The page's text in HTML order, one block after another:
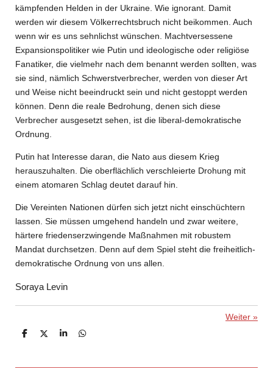
kämpfenden Helden in der Ukraine. Wie ignorant. Damit
werden wir diesem Völkerrechtsbruch nicht beikommen. Auch
wenn wir es uns sehnlichst wünschen. Machtversessene
Expansionspolitiker wie Putin und ideologische oder religiöse
Fanatiker, die vielmehr nach dem benannt werden sollten, was
sie sind, nämlich Schwerstverbrecher, werden von dieser Art
und Weise nicht beeindruckt sein und nicht gestoppt werden
können. Denn die reale Bedrohung, denen sich diese
Verbrecher ausgesetzt sehen, ist die liberal-demokratische
Ordnung.
Putin hat Interesse daran, die Nato aus diesem Krieg
herauszuhalten. Die oberflächlich verschleierte Drohung mit
einem atomaren Schlag deutet darauf hin.
Die Vereinten Nationen dürfen sich jetzt nicht einschüchtern
lassen. Sie müssen umgehend handeln und zwar weitere,
härtere friedenserzwingende Maßnahmen mit robustem
Mandat durchsetzen. Denn auf dem Spiel steht die freiheitlich-
demokratische Ordnung von uns allen.
Soraya Levin
Weiter »
T
T
T
T